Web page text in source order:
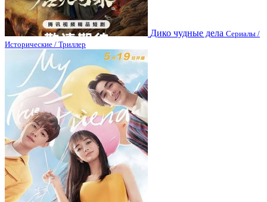
Дико чудные дела Сериалы /
Исторические / Триллер